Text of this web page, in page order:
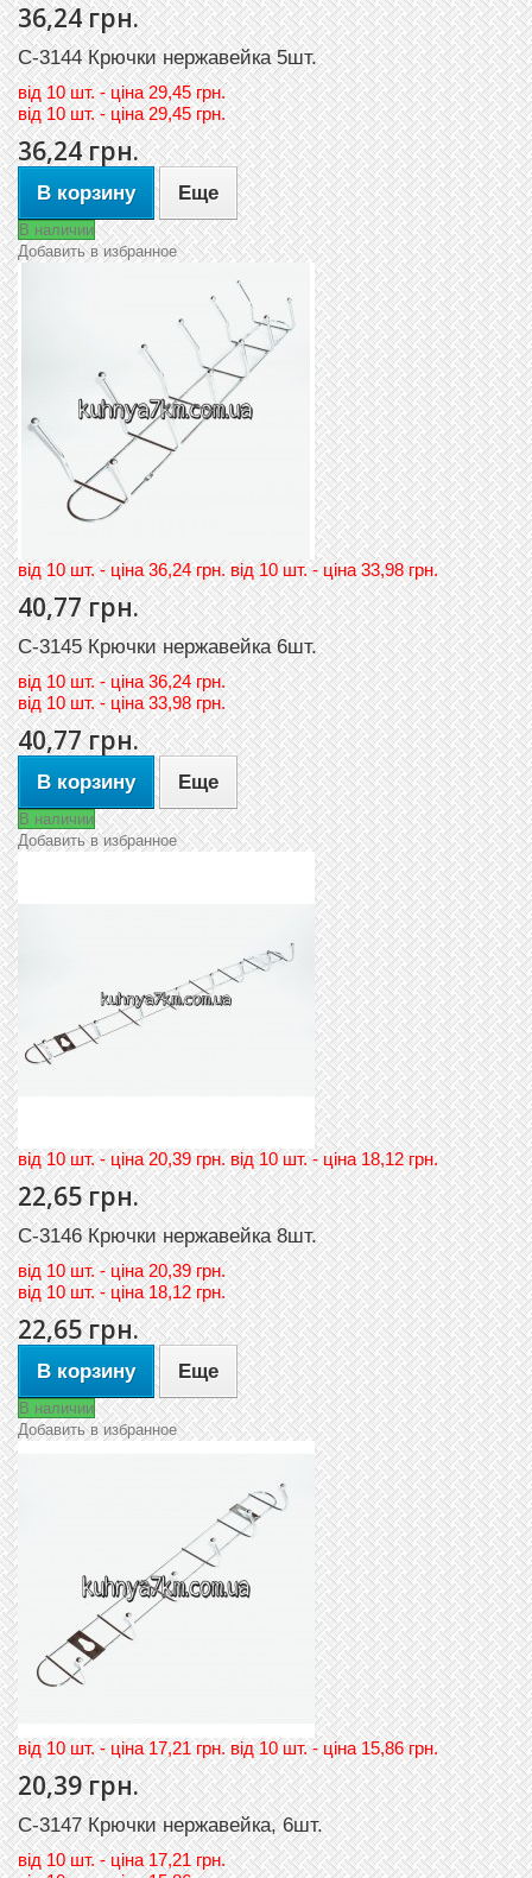
36,24 грн.
C-3144 Крючки нержавейка 5шт.
вiд10 шт. - цiна 29,45 грн.
вiд10 шт. - цiна 29,45 грн.
36,24 грн.
В корзину Еще
В наличии
Добавить в избранное
вiд 10 шт. - цiна 36,24 грн. вiд 10 шт. - цiна 33,98 грн.
40,77 грн.
C-3145 Крючки нержавейка 6шт.
вiд10 шт. - цiна 36,24 грн.
вiд10 шт. - цiна 33,98 грн.
40,77 грн.
В корзину Еще
В наличии
Добавить в избранное
вiд 10 шт. - цiна 20,39 грн. вiд 10 шт. - цiна 18,12 грн.
22,65 грн.
C-3146 Крючки нержавейка 8шт.
вiд10 шт. - цiна 20,39 грн.
вiд10 шт. - цiна 18,12 грн.
22,65 грн.
В корзину Еще
В наличии
Добавить в избранное
вiд 10 шт. - цiна 17,21 грн. вiд 10 шт. - цiна 15,86 грн.
20,39 грн.
C-3147 Крючки нержавейка, 6шт.
вiд10 шт. - цiна 17,21 грн.